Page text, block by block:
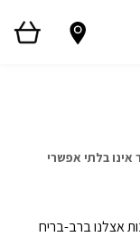
אינו בלתי אפשרי
אצלנו ברב-בריח